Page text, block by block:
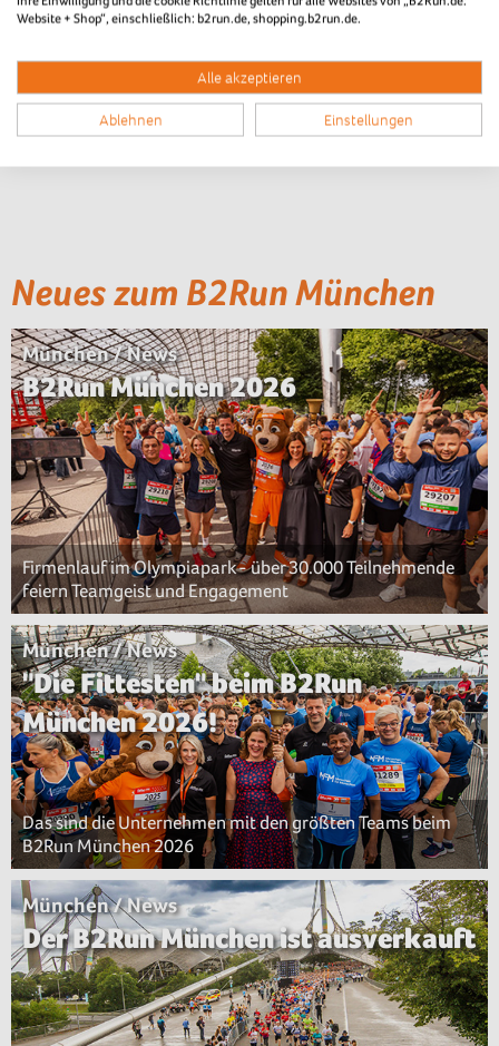
Neues zum B2Run München
München / News
B2Run München 2026
Firmenlauf im Olympiapark - über 30.000 Teilnehmende
feiern Teamgeist und Engagement
München / News
"Die Fittesten" beim B2Run
München 2026!
Das sind die Unternehmen mit den größten Teams beim
B2Run München 2026
München / News
Der B2Run München ist ausverkauft
Website + Shop“, einschließlich: b2run.de, shopping.b2run.de.
Alle akzeptieren
Ablehnen Einstellungen